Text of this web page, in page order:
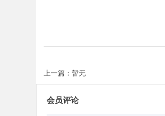
Bo
上一篇：暂无
会员评论